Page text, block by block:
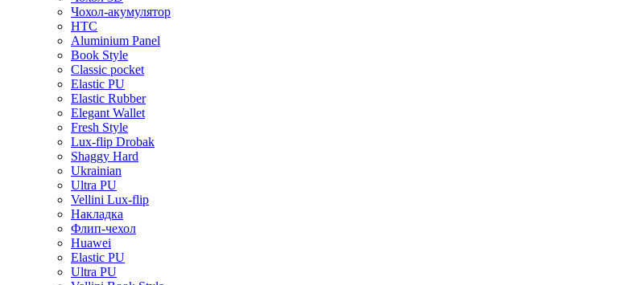
Чохол-акумулятор
HTC
Aluminium Panel
Book Style
Classic pocket
Elastic PU
Elastic Rubber
Elegant Wallet
Fresh Style
Lux-flip Drobak
Shaggy Hard
Ukrainian
Ultra PU
Vellini Lux-flip
Накладка
Флип-чехол
Huawei
Elastic PU
Ultra PU